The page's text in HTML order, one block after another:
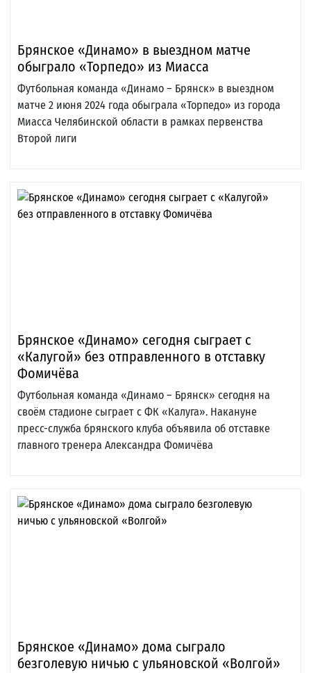
Брянское «Динамо» в выездном матче
обыграло «Торпедо» из Миасса
Футбольная команда «Динамо – Брянск» в выездном
матче 2 июня 2024 года обыграла «Торпедо» из города
Миасса Челябинской области в рамках первенства
Второй лиги
Брянское «Динамо» сегодня сыграет с
«Калугой» без отправленного в отставку
Фомичёва
Футбольная команда «Динамо – Брянск» сегодня на
своём стадионе сыграет с ФК «Калуга». Накануне
пресс-служба брянского клуба объявила об отставке
главного тренера Александра Фомичёва
Брянское «Динамо» дома сыграло
безголевую ничью с ульяновской «Волгой»